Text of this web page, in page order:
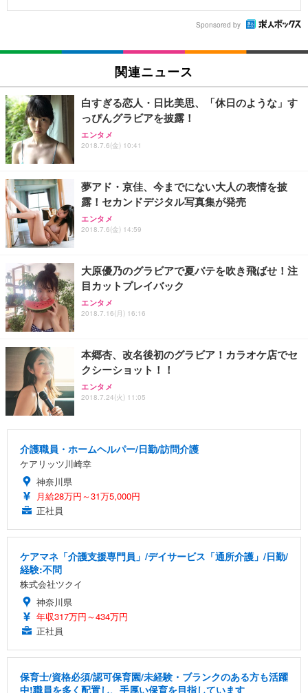
Sponsored by
関連ニュース
白すぎる恋人・日比美思、「休日のような」す
っぴんグラビアを披露！
エンタメ
2018.7.6(金) 10:41
夢アド・京佳、今までにない大人の表情を披
露！セカンドデジタル写真集が発売
エンタメ
2018.7.6(金) 14:59
大原優乃のグラビアで夏バテを吹き飛ばせ！注
目カットプレイバック
エンタメ
2018.7.16(月) 16:16
本郷杏、改名後初のグラビア！カラオケ店でセ
クシーショット！！
エンタメ
2018.7.24(火) 11:05
介護職員・ホームヘルパー/日勤/訪問介護
ケアリッツ川崎幸
神奈川県
月給28万円～31万5,000円
正社員
ケアマネ「介護支援専門員」/デイサービス「通所介護」/日勤/
経験:不問
株式会社ツクイ
神奈川県
年収317万円～434万円
正社員
保育士/資格必須/認可保育園/未経験・ブランクのある方も活躍
中!職員を多く配置し、手厚い保育を目指しています